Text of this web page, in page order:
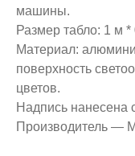
машины.
Размер табло: 1 м *
Материал:
поверхность
цветов.
Надпись нанесена
Производитель